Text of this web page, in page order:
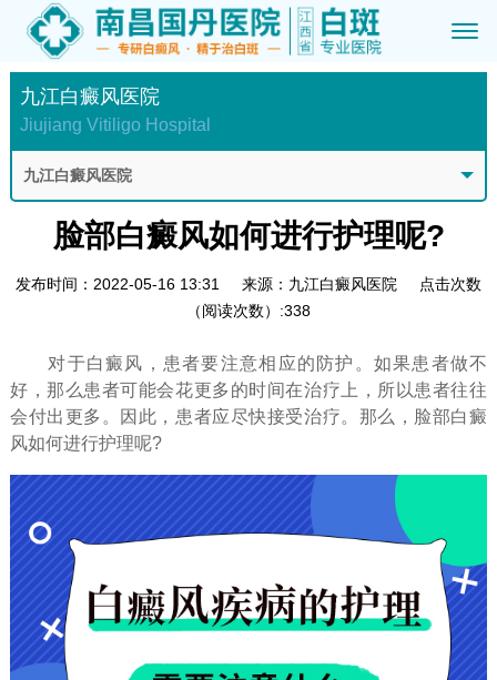
九江白癜风医院
Jiujiang Vitiligo Hospital
九江白癜风医院
脸部白癜风如何进行护理呢?
发布时间：2022-05-16 13:31 来源：九江白癜风医院
点击次数
（阅读次数）:338
对于白癜风，患者要注意相应的防护。如果患者做不
好，那么患者可能会花更多的时间在治疗上，所以患者往往
会付出更多。因此，患者应尽快接受治疗。那么，脸部白癜
风如何进行护理呢?